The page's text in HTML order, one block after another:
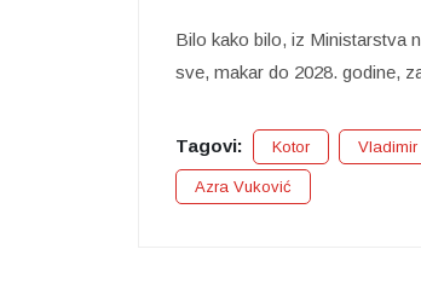
Bilo kako bilo, iz Ministarstva
sve, makar do 2028. godine,
Tagovi: Kotor
Azra Vuković